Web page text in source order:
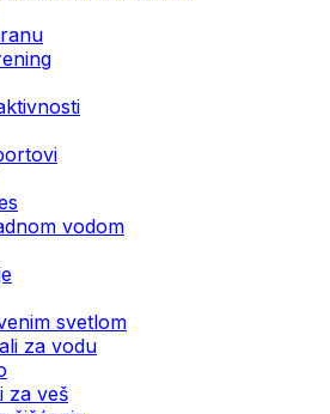
vodom
svetlom
za vodu
za veš